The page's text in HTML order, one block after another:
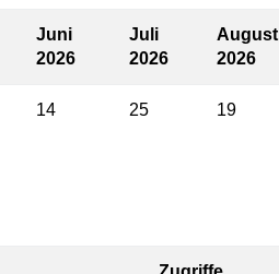
Juni
2026
Juli
2026
August
2026
14 25 19